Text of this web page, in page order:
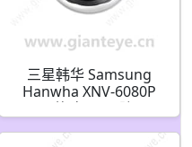
三星韩华 Samsung
Hanwha XNV-6080P
1/2.8 英寸 2MP 防暴网